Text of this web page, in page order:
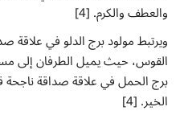
والعطف والكرم. [4]
ويرتبط مولود برج الدلو في
القوس، حيث يميل الطرفان إلى
برج الحمل في علاقة صداقة ناجحة
الخير. [4]